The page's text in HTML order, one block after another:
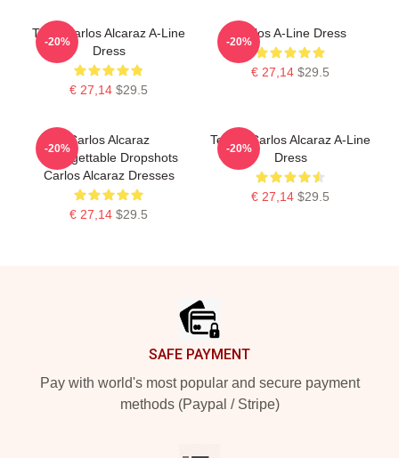
Tenis Carlos Alcaraz A-Line
Dress
€ 27,14 $29.5
-20%
Carlos A-Line Dress
€ 27,14 $29.5
-20%
Carlos Alcaraz
Unforgettable Dropshots
Carlos Alcaraz Dresses
€ 27,14 $29.5
-20%
Tennis Carlos Alcaraz A-Line
Dress
€ 27,14 $29.5
-20%
SAFE PAYMENT
Pay with world's most popular and secure payment
methods (Paypal / Stripe)